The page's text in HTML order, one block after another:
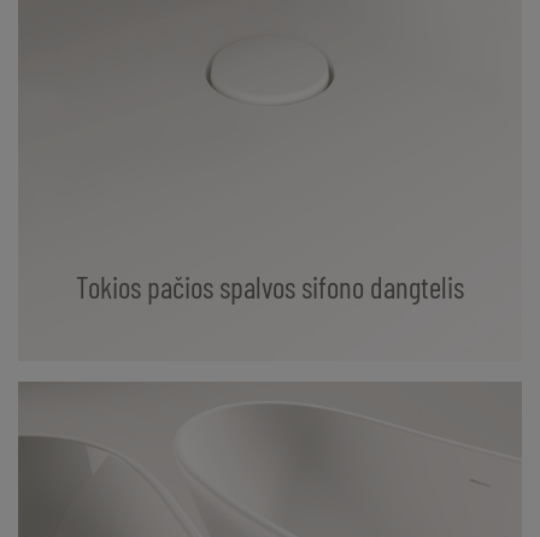
Tokios pačios spalvos sifono dangtelis